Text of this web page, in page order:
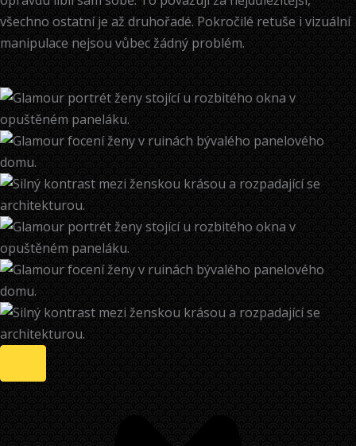
všechno ostatní je až druhořadé. Pokročilé retuše i vizuální
manipulace nejsou vůbec žádný problém.